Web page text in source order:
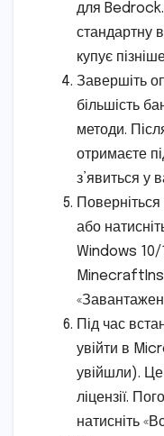
для
стандартну
купує
Завершіть
більшість
методи.
отримаєте
з’явиться у
або
Windows 10/
Під час
увійти в
увійшли). Це
ліцензії.
натисніть